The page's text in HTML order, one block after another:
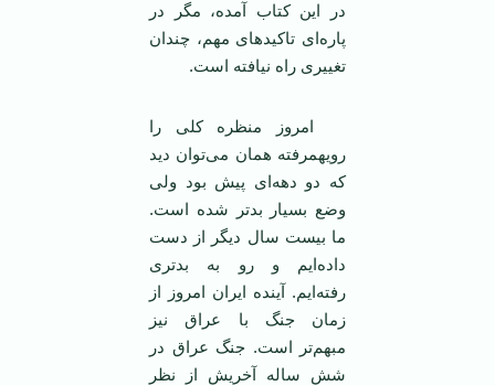
در اين کتاب آمده، مگر در
پاره‌ای تاکيد‌های مهم، چندان
تغييری راه نيافته است.
امروز منظره کلی را
رويهمرفته همان می‌توان ديد
که دو دهه‌ای پيش بود ولی
وضع بسيار بدتر شده است.
ما بيست سال ديگر از دست
داده‌ايم و رو به بد‌تری
رفته‌ايم. آينده ايران امروز از
زمان جنگ با عراق نيز
مبهم‌تر است. جنگ عراق در
شش ساله آخريش از نظر